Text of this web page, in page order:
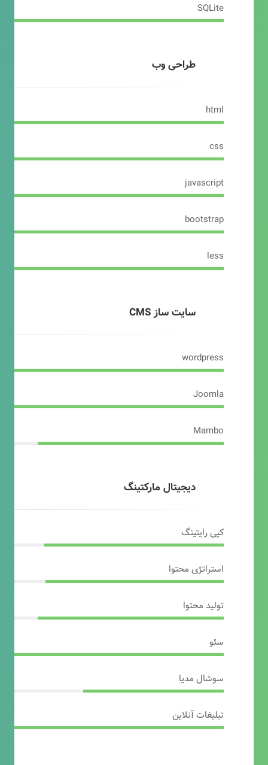
SQLite
طراحی وب
html
css
javascript
bootstrap
less
سایت ساز CMS
wordpress
Joomla
Mambo
دیجیتال مارکتینگ
کپی رایتینگ
استراتژی محتوا
تولید محتوا
سئو
سوشال مدیا
تبلیغات آنلاین